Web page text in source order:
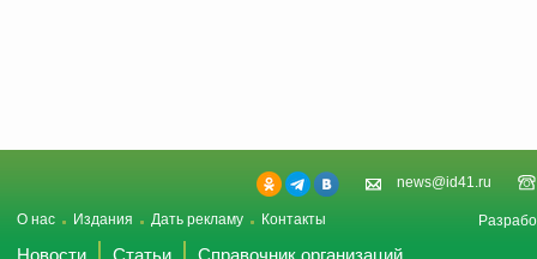
news@id41.ru
О нас Издания Дать рекламу Контакты
Новости Статьи
Справочник организаций